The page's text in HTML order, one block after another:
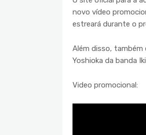
novo vídeo
estreará durante o
Além disso, também
Yoshioka da banda
Video promocional: